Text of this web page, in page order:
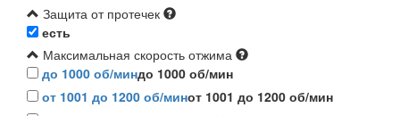
Защита от протечек
есть
Максимальная скорость отжима
до 1000 об/миндо 1000 об/мин
от 1001 до 1200 об/минот 1001 до 1200 об/мин